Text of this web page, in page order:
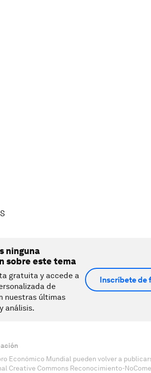
ninguna
sobre este tema
gratuita y accede a
de
nuestras últimas
análisis.
Inscríbete de
Económico Mundial pueden volver a
Creative Commons Reconocimiento-